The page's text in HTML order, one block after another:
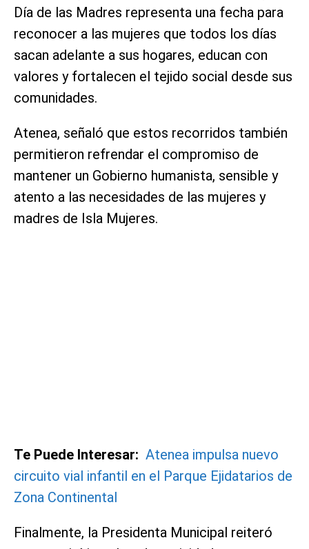
Día de las Madres representa una fecha para
reconocer a las mujeres que todos los días
sacan adelante a sus hogares, educan con
valores y fortalecen el tejido social desde sus
comunidades.
Atenea, señaló que estos recorridos también
permitieron refrendar el compromiso de
mantener un Gobierno humanista, sensible y
atento a las necesidades de las mujeres y
madres de Isla Mujeres.
Te Puede Interesar: Atenea impulsa nuevo
circuito vial infantil en el Parque Ejidatarios de
Zona Continental
Finalmente, la Presidenta Municipal reiteró